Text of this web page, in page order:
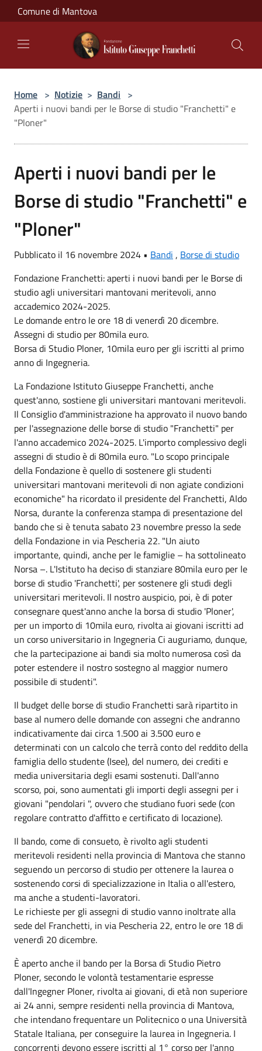
Salta al contenuto principale
Comune di Mantova
Home > Notizie > Bandi >
Aperti i nuovi bandi per le Borse di studio "Franchetti" e
"Ploner"
Aperti i nuovi bandi per le
Borse di studio "Franchetti" e
"Ploner"
Pubblicato il 16 novembre 2024 • Bandi , Borse di studio
Fondazione Franchetti: aperti i nuovi bandi per le Borse di
studio agli universitari mantovani meritevoli, anno
accademico 2024-2025.
Le domande entro le ore 18 di venerdì 20 dicembre.
Assegni di studio per 80mila euro.
Borsa di Studio Ploner, 10mila euro per gli iscritti al primo
anno di Ingegneria.
La Fondazione Istituto Giuseppe Franchetti, anche
quest'anno, sostiene gli universitari mantovani meritevoli.
Il Consiglio d'amministrazione ha approvato il nuovo bando
per l'assegnazione delle borse di studio "Franchetti" per
l'anno accademico 2024-2025. L'importo complessivo degli
assegni di studio è di 80mila euro. "Lo scopo principale
della Fondazione è quello di sostenere gli studenti
universitari mantovani meritevoli di non agiate condizioni
economiche" ha ricordato il presidente del Franchetti, Aldo
Norsa, durante la conferenza stampa di presentazione del
bando che si è tenuta sabato 23 novembre presso la sede
della Fondazione in via Pescheria 22. "Un aiuto
importante, quindi, anche per le famiglie – ha sottolineato
Norsa –. L'Istituto ha deciso di stanziare 80mila euro per le
borse di studio 'Franchetti', per sostenere gli studi degli
universitari meritevoli. Il nostro auspicio, poi, è di poter
consegnare quest'anno anche la borsa di studio 'Ploner',
per un importo di 10mila euro, rivolta ai giovani iscritti ad
un corso universitario in Ingegneria Ci auguriamo, dunque,
che la partecipazione ai bandi sia molto numerosa così da
poter estendere il nostro sostegno al maggior numero
possibile di studenti".
Il budget delle borse di studio Franchetti sarà ripartito in
base al numero delle domande con assegni che andranno
indicativamente dai circa 1.500 ai 3.500 euro e
determinati con un calcolo che terrà conto del reddito della
famiglia dello studente (Isee), del numero, dei crediti e
media universitaria degli esami sostenuti. Dall'anno
scorso, poi, sono aumentati gli importi degli assegni per i
giovani "pendolari ", ovvero che studiano fuori sede (con
regolare contratto d'affitto e certificato di locazione).
Il bando, come di consueto, è rivolto agli studenti
meritevoli residenti nella provincia di Mantova che stanno
seguendo un percorso di studio per ottenere la laurea o
sostenendo corsi di specializzazione in Italia o all'estero,
ma anche a studenti-lavoratori.
Le richieste per gli assegni di studio vanno inoltrate alla
sede del Franchetti, in via Pescheria 22, entro le ore 18 di
venerdì 20 dicembre.
È aperto anche il bando per la Borsa di Studio Pietro
Ploner, secondo le volontà testamentarie espresse
dall'Ingegner Ploner, rivolta ai giovani, di età non superiore
ai 24 anni, sempre residenti nella provincia di Mantova,
che intendano frequentare un Politecnico o una Università
Statale Italiana, per conseguire la laurea in Ingegneria. I
concorrenti devono essere iscritti al 1° corso per l'anno